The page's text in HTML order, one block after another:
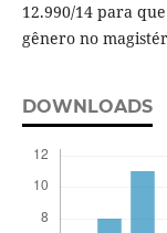
12.990/14 para
gênero no
DOWNLOADS